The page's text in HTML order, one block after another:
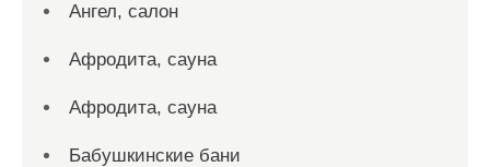
Ангел, салон
Афродита, сауна
Афродита, сауна
Бабушкинские бани